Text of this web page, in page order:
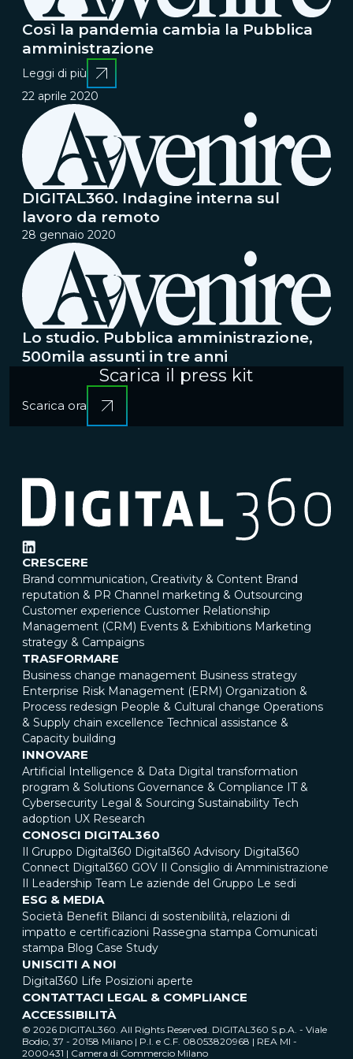
Così la pandemia cambia la Pubblica
amministrazione
Leggi di più
22 aprile 2020
DIGITAL360. Indagine interna sul
lavoro da remoto
28 gennaio 2020
Lo studio. Pubblica amministrazione,
500mila assunti in tre anni
Scarica il press kit
Scarica ora
CRESCERE
Brand communication, Creativity & Content Brand
reputation & PR Channel marketing & Outsourcing
Customer experience Customer Relationship
Management (CRM) Events & Exhibitions Marketing
strategy & Campaigns
TRASFORMARE
Business change management Business strategy
Enterprise Risk Management (ERM) Organization &
Process redesign People & Cultural change Operations
& Supply chain excellence Technical assistance &
Capacity building
INNOVARE
Artificial Intelligence & Data Digital transformation
program & Solutions Governance & Compliance IT &
Cybersecurity Legal & Sourcing Sustainability Tech
adoption UX Research
CONOSCI DIGITAL360
Il Gruppo Digital360 Digital360 Advisory Digital360
Connect Digital360 GOV Il Consiglio di Amministrazione
Il Leadership Team Le aziende del Gruppo Le sedi
ESG & MEDIA
Società Benefit Bilanci di sostenibilità, relazioni di
impatto e certificazioni Rassegna stampa Comunicati
stampa Blog Case Study
UNISCITI A NOI
Digital360 Life Posizioni aperte
CONTATTACI LEGAL & COMPLIANCE
ACCESSIBILITÀ
© 2026 DIGITAL360. All Rights Reserved. DIGITAL360 S.p.A. - Viale
Bodio, 37 - 20158 Milano | P.I. e C.F. 08053820968 | REA MI -
2000431 | Camera di Commercio Milano